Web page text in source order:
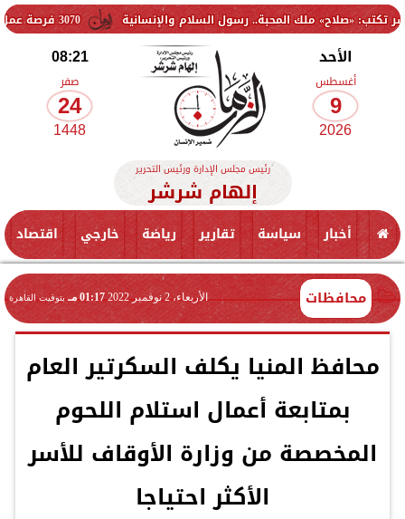
3070 فرصة عمل جديدة بالقطاع الخاص.. وظائف برواتب تصل إلى 9500 جنيه ملك المحبة.. رسول السلام والإنسانية
الأحد
أغسطس
9
2026
08:21
صفر
24
1448
رئيس مجلس الإدارة ورئيس التحرير
إلهام شرشر
أخبار سياسة تقارير رياضة خارجي اقتصاد
محافظات الأربعاء، 2 نوفمبر 2022 01:17 مـ بتوقيت القاهرة
محافظ المنيا يكلف السكرتير العام
بمتابعة أعمال استلام اللحوم
المخصصة من وزارة الأوقاف للأسر
الأكثر احتياجا